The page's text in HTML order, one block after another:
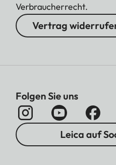
Verbraucherrecht.
Vertrag
Folgen Sie uns
Leica auf